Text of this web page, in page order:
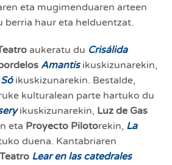
eta mugimenduaren arteen
berria haur eta helduentzat.
aukeratu du Crisálida
Amantisikuskizunarekin,
Sóikuskizunarekin. Bestalde,
kulturalean parte hartuko du
ikuskizunarekin, Luz de Gas
eta Proyecto Pilotorekin, La
duena. Kantabriaren
Lear en las catedrales